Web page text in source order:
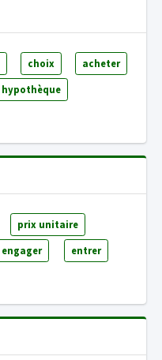
choix acheter
hypothèque
prix unitaire
engager entrer